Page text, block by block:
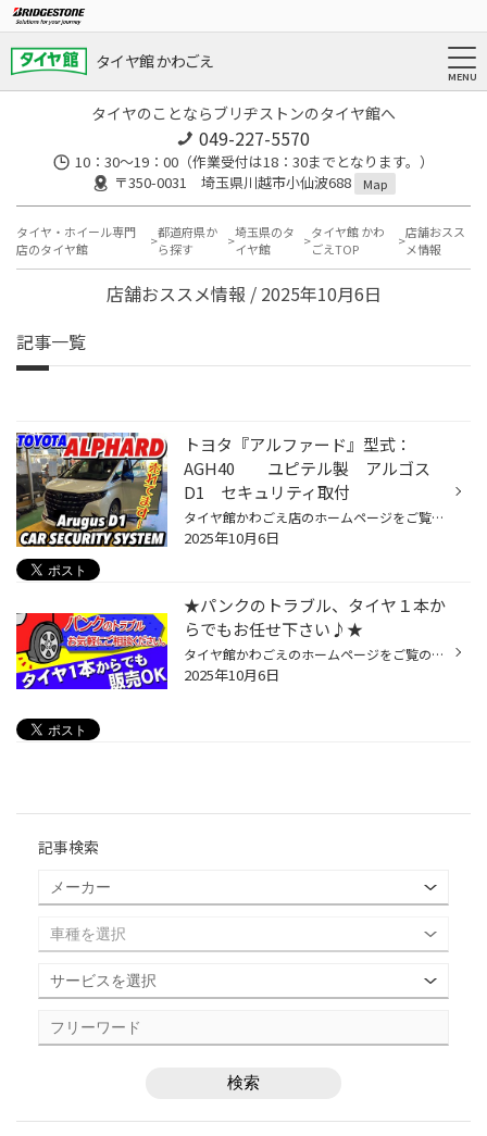
タイヤ館 かわごえ
タイヤのことならブリヂストンのタイヤ館へ
049-227-5570
10：30～19：00（作業受付は18：30までとなります。）
〒350-0031 埼玉県川越市小仙波688
Map
タイヤ・ホイール専門
店のタイヤ館
都道府県か
ら探す
埼玉県のタ
イヤ館
タイヤ館 かわ
ごえTOP
店舗おスス
メ情報
店舗おススメ情報 / 2025年10月6日
記事一覧
トヨタ『アルファード』型式：
AGH40 ユピテル製 アルゴス
D1 セキュリティ取付
タイヤ館かわごえ店のホームページをご覧いただき有難うございます。 トヨタ『アルファード』型式：AGH40 ユピテル製 アルゴスD1 セキュリティ取付のご紹介。 カーセキュリティの購入でお悩みのお客様、当店はユピテルのアルゴスD1を販売、取付共に 多くのお客様に実績があります。 比較的お求めや...
2025年10月6日
★パンクのトラブル、タイヤ１本か
らでもお任せ下さい♪★
タイヤ館かわごえのホームページをご覧の皆様 こんにちは・こんばんは！ いつもご覧いただきありがとうございます！！ なんか空気があまい気がする・・・ ひょっとして【パンク】かも！？ 気になる事があればお気軽に点検にお越しください♪ 点検料は『無料』になります！！ タイヤ館では可能な限り...
2025年10月6日
記事検索